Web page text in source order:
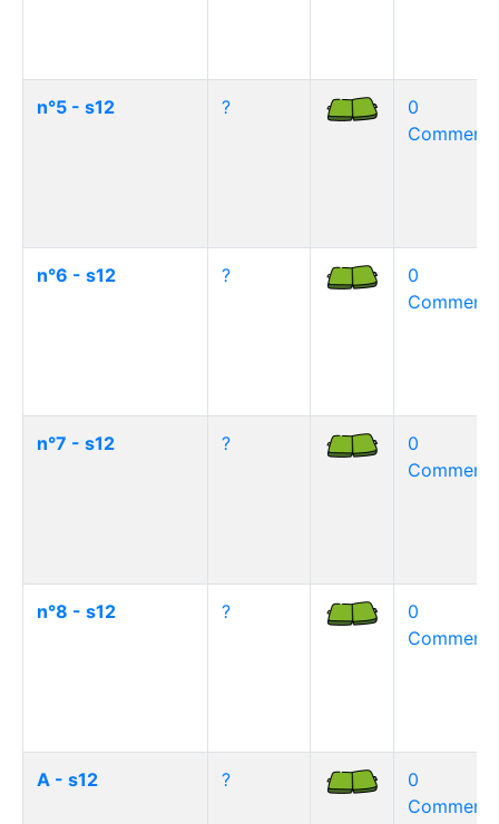
n°5 - s12 ?
0
n°6 - s12 ?
0
n°7 - s12 ?
0
n°8 - s12 ?
0
A - s12 ?
0